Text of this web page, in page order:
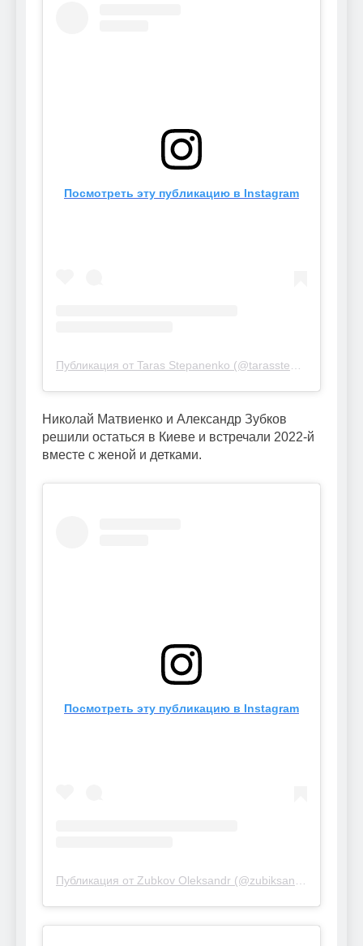
Посмотреть эту публикацию в Instagram
Публикация от Taras Stepanenko (@tarasstepanenko)
Николай Матвиенко и Александр Зубков
решили остаться в Киеве и встречали 2022-й
вместе с женой и детками.
Посмотреть эту публикацию в Instagram
Публикация от Zubkov Oleksandr (@zubiksane4ka)